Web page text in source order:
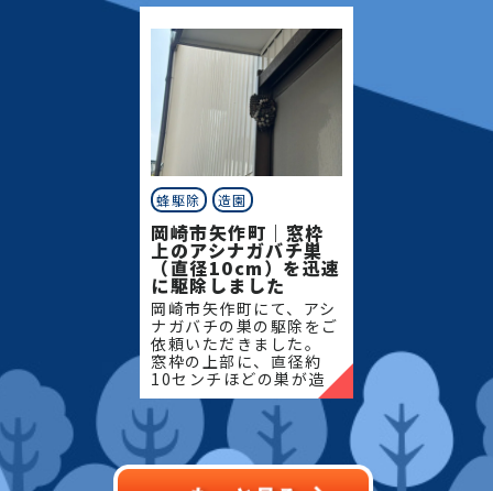
中心に、樹形を整えなが
ら
蜂駆除 造園
岡崎市矢作町｜窓枠
上のアシナガバチ巣
（直径10cm）を迅速
に駆除しました
岡崎市矢作町にて、アシ
ナガバチの巣の駆除をご
依頼いただきました。
窓枠の上部に、直径約
10センチほどの巣が造
られており、生活動線に
近く危険な状態でした。
お客様よりご連絡をいた
だき、状況を確認後、即
日対応に